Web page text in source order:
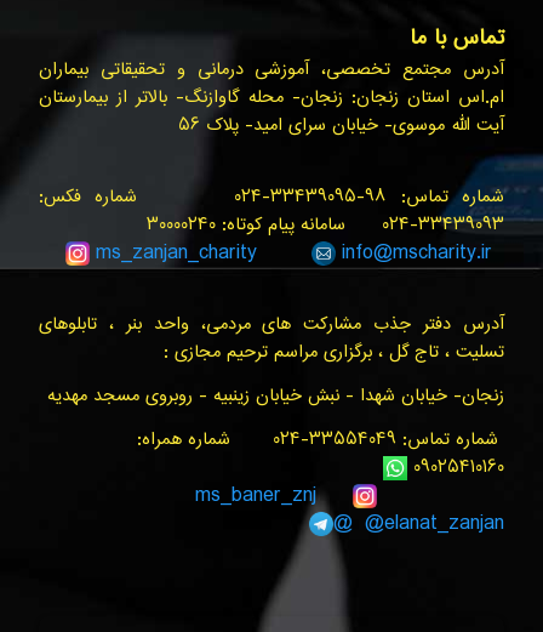
تماس با ما
آدرس مجتمع تخصصی، آموزشی درمانی و تحقیقاتی بیماران
ام.اس استان زنجان: زنجان- محله گاوازنگ- بالاتر از بیمارستان
آیت الله موسوی- خیابان سرای امید- پلاک ۵۶
شماره تماس: ۹۸-۳۳۴۳۹۰۹۵-۰۲۴ شماره فکس:
۳۳۴۳۹۰۹۳-۰۲۴ سامانه پیام کوتاه: ۳۰۰۰۰۲۴۰
ms_zanjan_charity info@mscharity.ir
آدرس دفتر جذب مشارکت های مردمی، واحد بنر ، تابلوهای
تسلیت ، تاج گل ، برگزاری مراسم ترحیم مجازی :
زنجان- خیابان شهدا - نبش خیابان زینبیه - روبروی مسجد مهدیه
شماره تماس: ۳۳۵۵۴۰۴۹-۰۲۴ شماره همراه:
۰۹۰۲۵۴۱۰۱۶۰
ms_baner_znj
@elanat_zanjan@